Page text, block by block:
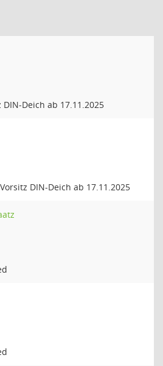
DIN-Deich ab 17.11.2025
DIN-Deich ab 17.11.2025